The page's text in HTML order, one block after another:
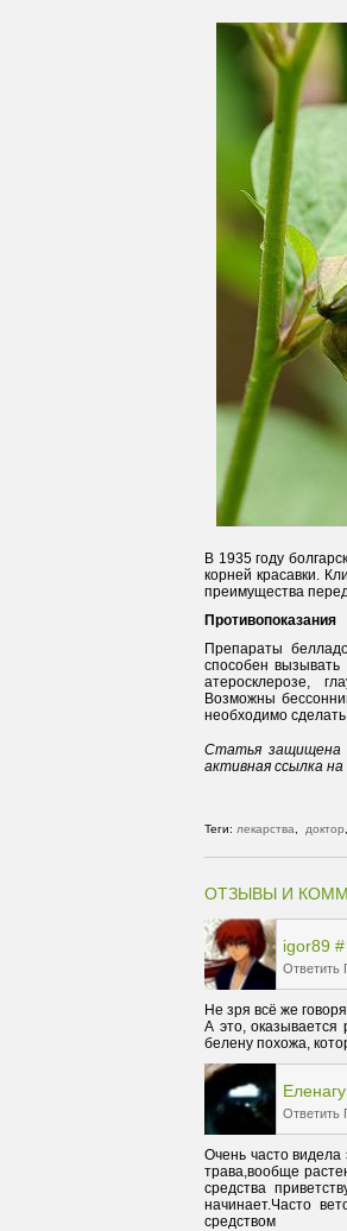
В 1935 году
корней красавки.
преимущества
Противопоказания
Препараты
способен
атеросклерозе,
Возможны
необходимо
Статья защищена
активная ссылка
Теги: лекарства доктор
ОТЗЫВЫ И
igor89 #
Ответить
Не зря всё же
А это,
белену похожа,
Ответить
Очень часто
трава,вообще
средства
начинает.Часто
средством